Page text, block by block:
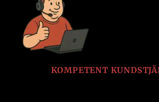
KOMPETENT